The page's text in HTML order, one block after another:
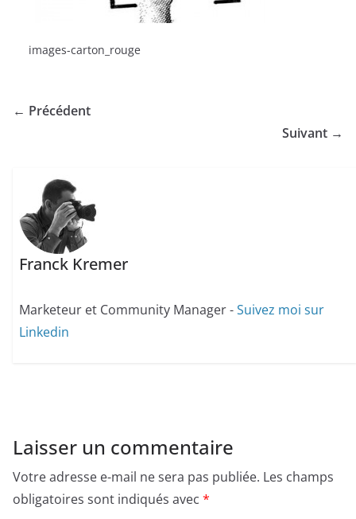
images-carton_rouge
← Précédent
Suivant →
Franck Kremer
Marketeur et Community Manager -Suivez moi sur
Linkedin
Laisser un commentaire
Votre adresse e-mail ne sera pas publiée. Les champs
obligatoires sont indiqués avec *